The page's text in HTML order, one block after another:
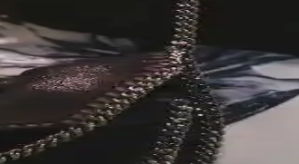
Doğum yılı, favori renk ve ilgi alanları da
pazarında estetik ve koleksiyon değeri sunuyor.